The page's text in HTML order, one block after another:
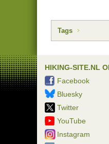
Tags
HIKING-SITE.NL
Facebook
Bluesky
Twitter
YouTube
Instagram